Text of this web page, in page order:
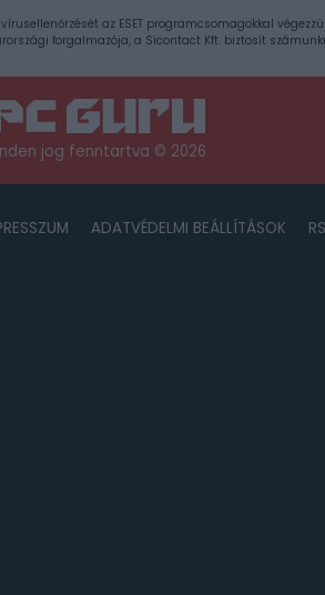
az ESET programcsomagokkal
forgalmazója, a Sicontact Kft. biztosít
jog fenntartva © 2026
ADATVÉDELMI BEÁLLÍTÁSOK